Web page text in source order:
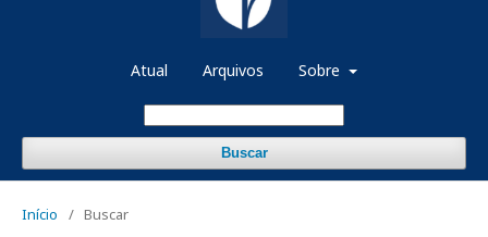
Atual Arquivos Sobre
Buscar
Início / Buscar